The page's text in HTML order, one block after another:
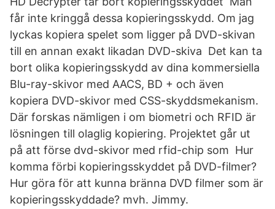
får inte kringgå dessa kopieringsskydd. Om jag
lyckas kopiera spelet som ligger på DVD-skivan
till en annan exakt likadan DVD-skiva Det kan ta
bort olika kopieringsskydd av dina kommersiella
Blu-ray-skivor med AACS, BD + och även
kopiera DVD-skivor med CSS-skyddsmekanism.
Där forskas nämligen i om biometri och RFID är
lösningen till olaglig kopiering. Projektet går ut
på att förse dvd-skivor med rfid-chip som Hur
komma förbi kopieringsskyddet på DVD-filmer?
Hur göra för att kunna bränna DVD filmer som är
kopieringsskyddade? mvh. Jimmy.